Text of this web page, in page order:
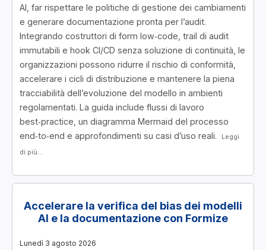
AI, far rispettare le politiche di gestione dei cambiamenti
e generare documentazione pronta per l’audit.
Integrando costruttori di form low‑code, trail di audit
immutabili e hook CI/CD senza soluzione di continuità, le
organizzazioni possono ridurre il rischio di conformità,
accelerare i cicli di distribuzione e mantenere la piena
tracciabilità dell’evoluzione del modello in ambienti
regolamentati. La guida include flussi di lavoro
best‑practice, un diagramma Mermaid del processo
end‑to‑end e approfondimenti su casi d’uso reali.
Leggi
di più...
Accelerare la verifica del bias dei modelli
AI e la documentazione con Formize
Lunedì 3 agosto 2026